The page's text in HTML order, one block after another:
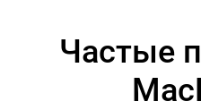
Частые